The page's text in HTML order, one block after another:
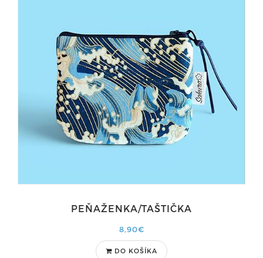
PEŇAŽENKA/TAŠTIČKA
8,90€
DO KOŠÍKA